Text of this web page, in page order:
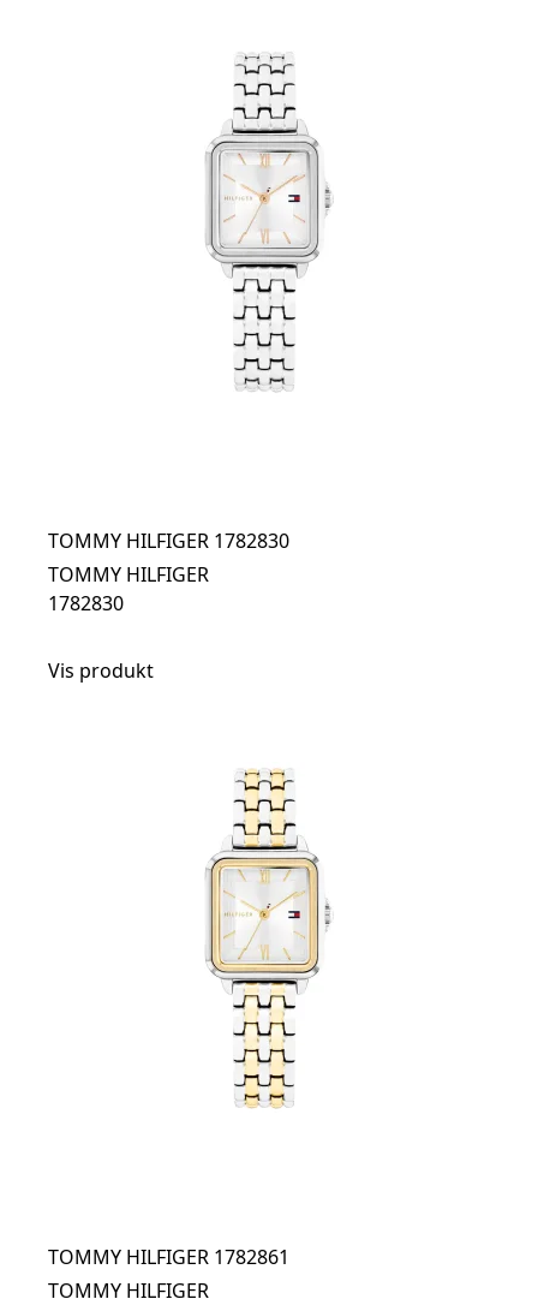
TOMMY HILFIGER 1782830
TOMMY HILFIGER
1782830
Vis produkt
TOMMY HILFIGER 1782861
TOMMY HILFIGER